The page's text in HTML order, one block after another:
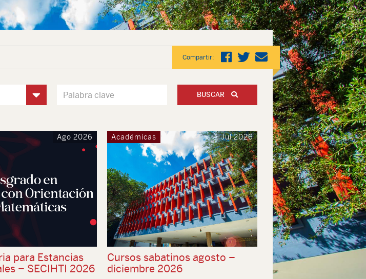
Compartir:
BUSCAR
Ago 2026
para Estancias
– SECIHTI 2026
Académicas Jul 2026
Cursos sabatinos agosto –
diciembre 2026